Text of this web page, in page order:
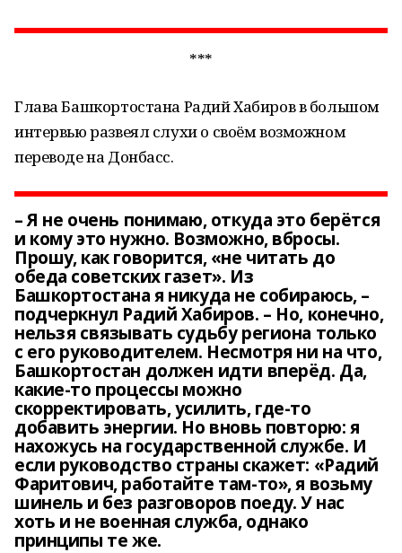
***
Глава Башкортостана Радий Хабиров в большом
интервью развеял слухи о своём возможном
переводе на Донбасс.
– Я не очень понимаю, откуда это берётся
и кому это нужно. Возможно, вбросы.
Прошу, как говорится, «не читать до
обеда советских газет». Из
Башкортостана я никуда не собираюсь, –
подчеркнул Радий Хабиров. – Но, конечно,
нельзя связывать судьбу региона только
с его руководителем. Несмотря ни на что,
Башкортостан должен идти вперёд. Да,
какие-то процессы можно
скорректировать, усилить, где-то
добавить энергии. Но вновь повторю: я
нахожусь на государственной службе. И
если руководство страны скажет: «Радий
Фаритович, работайте там-то», я возьму
шинель и без разговоров поеду. У нас
хоть и не военная служба, однако
принципы те же.